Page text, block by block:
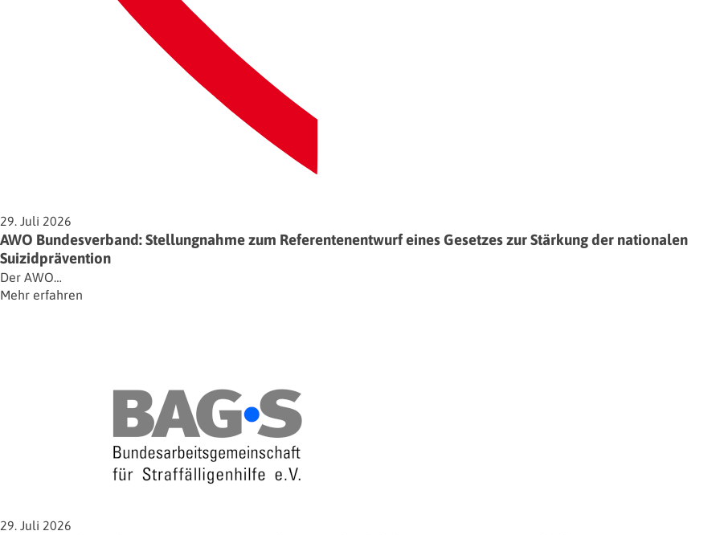
29. Juli 2026
AWO Bundesverband: Stellungnahme zum Referentenentwurf eines Gesetzes zur Stärkung der nationalen
Suizidprävention
Der AWO…
Mehr erfahren
29. Juli 2026